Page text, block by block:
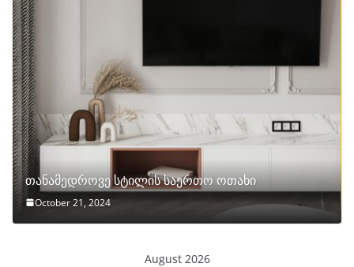
თანამედროვე სტილის საერთო ოთახი
October 21, 2024
August 2026